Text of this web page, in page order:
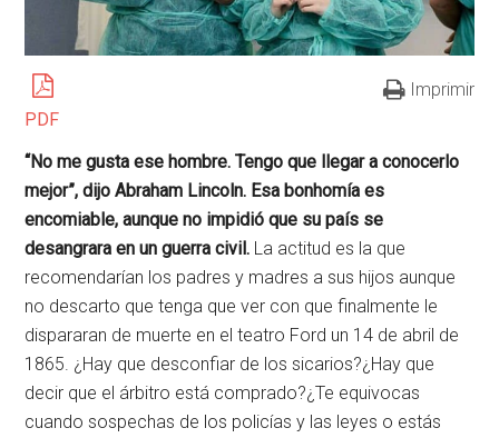
PDF
Imprimir
“No me gusta ese hombre. Tengo que llegar a conocerlo
mejor”, dijo Abraham Lincoln. Esa bonhomía es
encomiable, aunque no impidió que su país se
desangrara en un guerra civil. La actitud es la que
recomendarían los padres y madres a sus hijos aunque
no descarto que tenga que ver con que finalmente le
dispararan de muerte en el teatro Ford un 14 de abril de
1865. ¿Hay que desconfiar de los sicarios?¿Hay que
decir que el árbitro está comprado?¿Te equivocas
cuando sospechas de los policías y las leyes o estás